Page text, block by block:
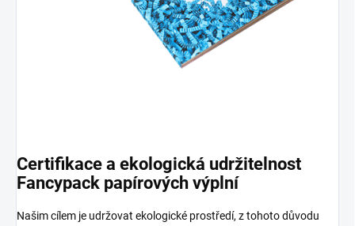
Certifikace a ekologická udržitelnost
Fancypack papírových výplní
Našim cílem je udržovat ekologické prostředí, z tohoto důvodu